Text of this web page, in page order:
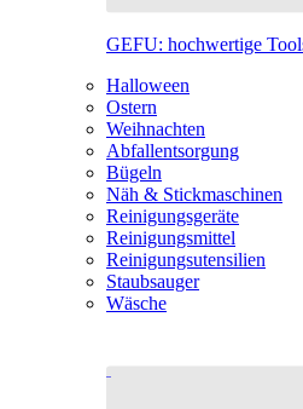
GEFU: hochwertige
Halloween
Ostern
Weihnachten
Abfallentsorgung
Bügeln
Näh & Stickmaschinen
Reinigungsgeräte
Reinigungsmittel
Reinigungsutensilien
Staubsauger
Wäsche